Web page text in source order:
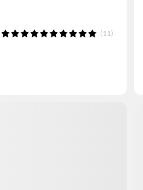
(11)